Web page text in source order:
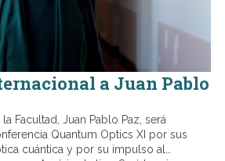
a Juan Pablo
Facultad, Juan Pablo Paz, será
Quantum Optics XI por sus
cuántica y por su impulso al